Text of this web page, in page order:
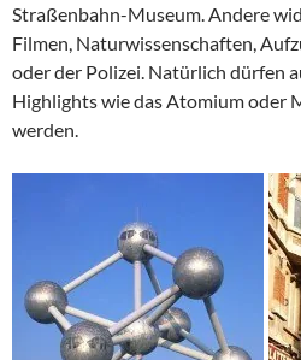
Straßenbahn-Museum. Andere
Filmen, Naturwissenschaften,
oder der Polizei. Natürlich dürfen
Highlights wie das Atomium oder
werden.